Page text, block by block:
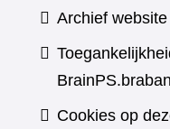
Archief website
Cookies op